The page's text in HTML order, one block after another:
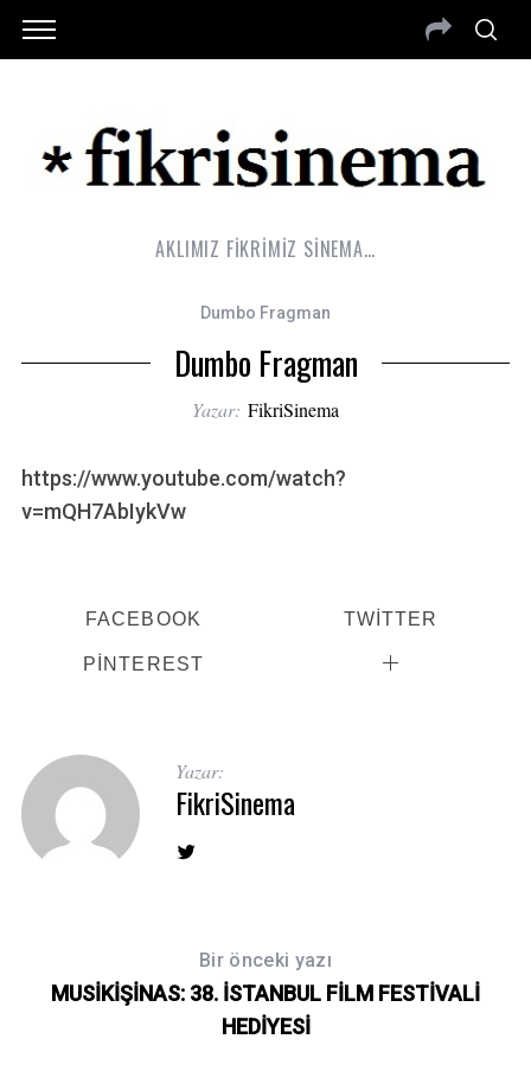
AKLIMIZ FİKRİMİZ SİNEMA…
Dumbo Fragman
Dumbo Fragman
Yazar: FikriSinema
https://www.youtube.com/watch?
v=mQH7AbIykVw
FACEBOOK TWITTER
PINTEREST
Yazar:
FikriSinema
Bir önceki yazı
MUSİKİŞİNAS: 38. İSTANBUL FİLM FESTİVALİ
HEDİYESİ